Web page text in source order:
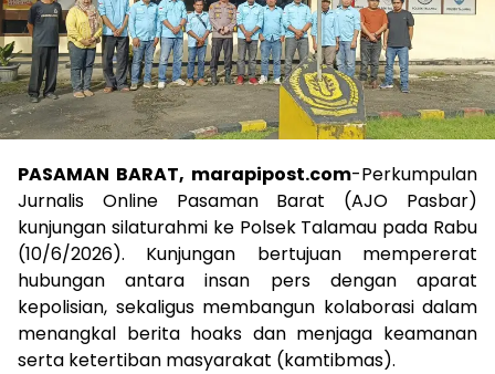
PASAMAN BARAT, marapipost.com-Perkumpulan
Jurnalis Online Pasaman Barat (AJO Pasbar)
kunjungan silaturahmi ke Polsek Talamau pada Rabu
(10/6/2026). Kunjungan bertujuan mempererat
hubungan antara insan pers dengan aparat
kepolisian, sekaligus membangun kolaborasi dalam
menangkal berita hoaks dan menjaga keamanan
serta ketertiban masyarakat (kamtibmas).